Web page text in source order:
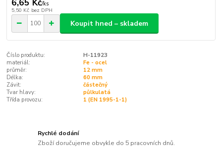
6,65 Kč/ks
5,50 Kč bez DPH
Koupit hned – skladem
Číslo produktu:
H-11923
materiál:
Fe - ocel
průměr:
12 mm
Délka:
60 mm
Závit:
částečný
Tvar hlavy:
půlkulatá
Třída provozu:
1 (EN 1995-1-1)
Rychlé dodání
Zboží doručujeme obvykle do 5 pracovních dnů.